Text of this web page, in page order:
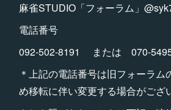
麻雀STUDIO「フォーラム」
電話番号
092-502-8191 または 070-
＊上記の電話番号は旧フォーラム
め移転に伴い変更する場合がござ